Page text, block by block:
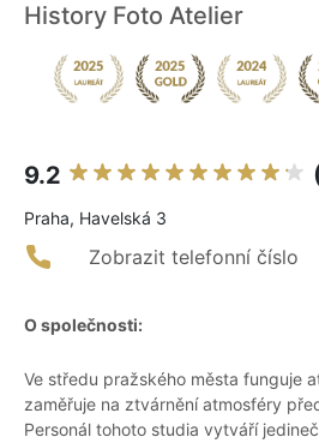
History Foto Atelier
9.2
Praha, Havelská 3
Zobrazit telefonní číslo
O společnosti:
Ve středu pražského města funguje
zaměřuje na ztvárnění atmosféry
Personál tohoto studia vytváří